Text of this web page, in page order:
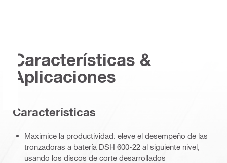
Características &
Aplicaciones
Caracterí­sticas
Maximice la productividad: eleve el desempeño de las
tronzadoras a batería DSH 600-22 al siguiente nivel,
usando los discos de corte desarrollados